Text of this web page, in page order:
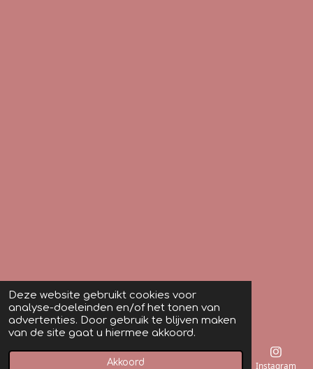
Deze website gebruikt cookies voor
analyse-doeleinden en/of het tonen van
advertenties. Door gebruik te blijven maken
van de site gaat u hiermee akkoord.
Akkoord
E-mailadres Instagram